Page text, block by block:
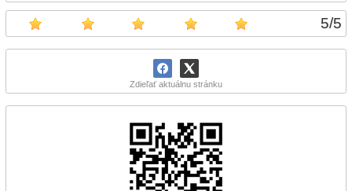
5/5
Zdieľať aktuálnu stránku